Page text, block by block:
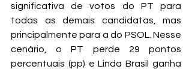
significativa de votos do PT para
todas as demais candidatas, mas
principalmente para a do PSOL. Nesse
cenário, o PT perde 29 pontos
percentuais (pp) e Linda Brasil ganha